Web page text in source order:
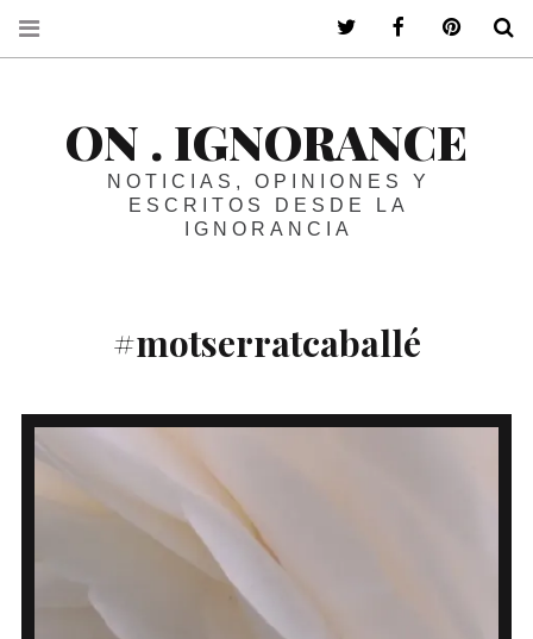
ON . IGNORANCE
NOTICIAS, OPINIONES Y
ESCRITOS DESDE LA
IGNORANCIA
#motserratcaballé
ir a mi twitterir a mi facebook
ir a mi